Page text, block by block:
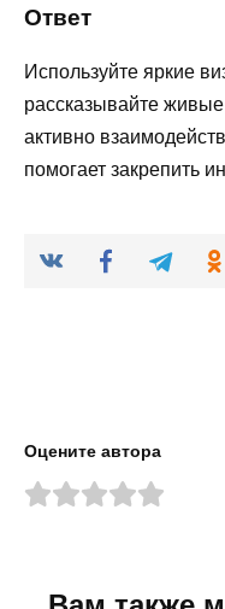
Ответ
Используйте яркие
рассказывайте
активно
помогает закрепить
Оцените автора